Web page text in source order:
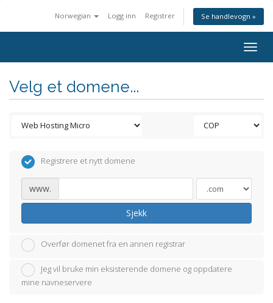
Norwegian Logg inn Registrer Se handlevogn »
Velg et domene...
Registrere et nytt domene
www.
Sjekk
Overfør domenet fra en annen registrar
Jeg vil bruke min eksisterende domene og oppdatere
mine navneservere